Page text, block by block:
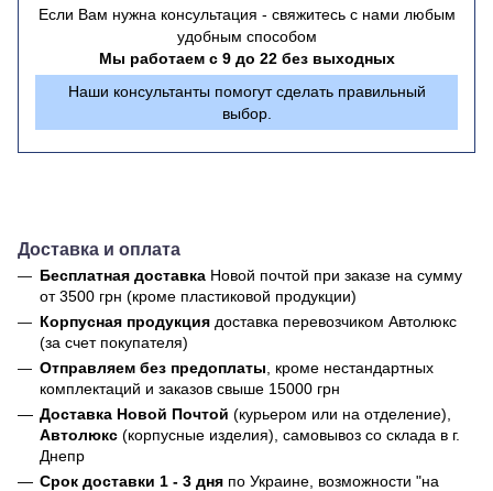
Если Вам нужна консультация - свяжитесь с нами любым
удобным способом
Мы работаем с 9 до 22 без выходных
Наши консультанты помогут сделать правильный
выбор.
Доставка и оплата
Бесплатная доставка Новой почтой при заказе на сумму
от 3500 грн (кроме пластиковой продукции)
Корпусная продукция доставка перевозчиком Автолюкс
(за счет покупателя)
Отправляем без предоплаты , кроме нестандартных
комплектаций и заказов свыше 15000 грн
Доставка Новой Почтой (курьером или на отделение),
Автолюкс (корпусные изделия), самовывоз со склада в г.
Днепр
Срок доставки 1 - 3 дня по Украине, возможности "на